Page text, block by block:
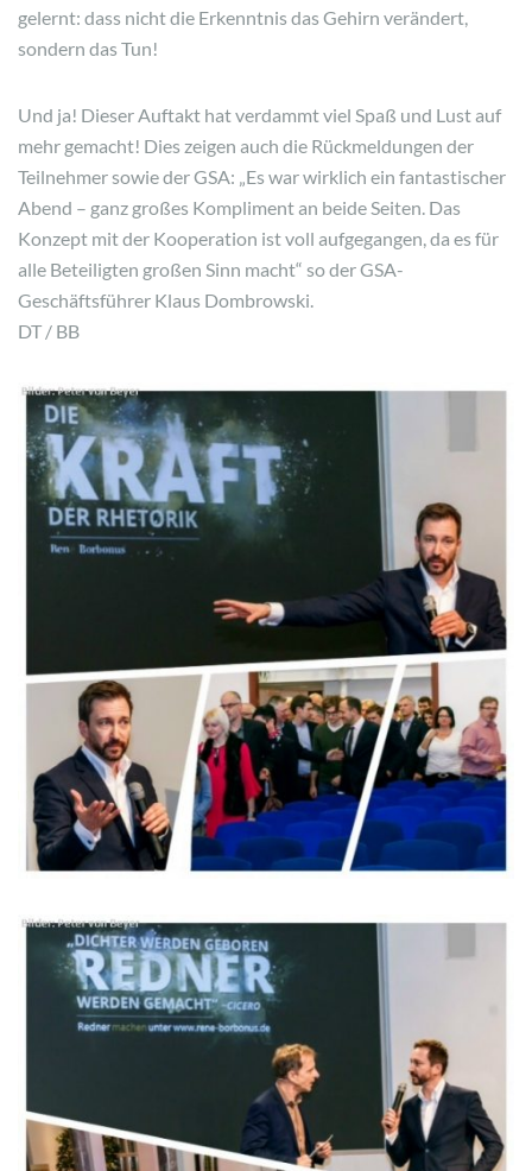
gelernt: dass nicht die Erkenntnis das Gehirn verändert,
sondern das Tun!
Und ja! Dieser Auftakt hat verdammt viel Spaß und Lust auf
mehr gemacht! Dies zeigen auch die Rückmeldungen der
Teilnehmer sowie der GSA: „Es war wirklich ein fantastischer
Abend – ganz großes Kompliment an beide Seiten. Das
Konzept mit der Kooperation ist voll aufgegangen, da es für
alle Beteiligten großen Sinn macht“ so der GSA-
Geschäftsführer Klaus Dombrowski.
DT / BB